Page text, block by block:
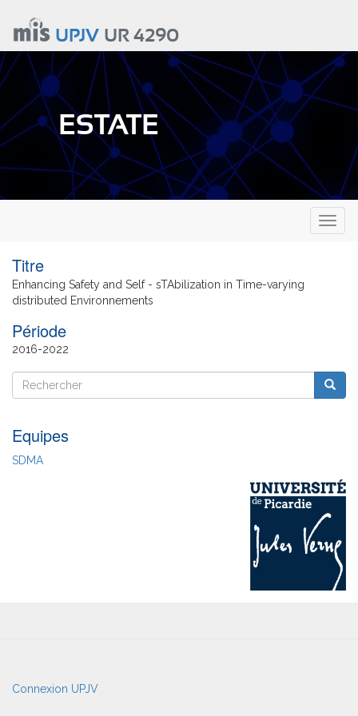
contenu
principal
UPJVUR 4290
ESTATE
Titre
Enhancing Safety and Self - sTAbilization in Time-varying
distributed Environnements
2016
Date
de
fin
2022
Rechercher
Rechercher
Equipes
SDMA
User
account
Connexion UPJV